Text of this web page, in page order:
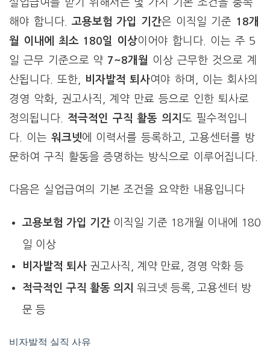
실업급여를 받기 위해서는 몇 가지 기본 조건을 충족
해야 합니다. 고용보험 가입 기간은 이직일 기준 18개
월 이내에 최소 180일 이상이어야 합니다. 이는 주 5
일 근무 기준으로 약 7~8개월 이상 근무한 것으로 계
산됩니다. 또한,
비자발적 퇴사여야 하며, 이는 회사의
경영 악화, 권고사직, 계약 만료 등으로 인한 퇴사로
정의됩니다. 적극적인 구직 활동 의지도 필수적입니
다. 이는 워크넷에 이력서를 등록하고, 고용센터를 방
문하여 구직 활동을 증명하는 방식으로 이루어집니다.
다음은 실업급여의 기본 조건을 요약한 내용입니다
고용보험 가입 기간이직일 기준 18개월 이내에 180
일 이상
비자발적 퇴사권고사직, 계약 만료, 경영 악화 등
적극적인 구직 활동 의지 워크넷 등록, 고용센터 방
문 등
비자발적 실직 사유